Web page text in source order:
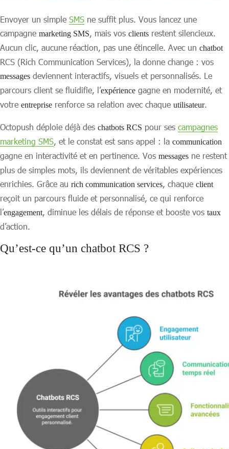
Envoyer un simple SMS ne suffit plus. Vous lancez une
campagne marketing SMS, mais vos clients restent silencieux.
Aucun clic, aucune réaction, pas une étincelle. Avec un chatbot
RCS (Rich Communication Services), la donne change : vos
messages deviennent interactifs, visuels et personnalisés. Le
parcours client se fluidifie, l’expérience gagne en modernité, et
votre entreprise renforce sa relation avec chaque utilisateur.
Octopush déploie déjà des chatbots RCS pour ses campagnes
marketing SMS, et le constat est sans appel : la communication
gagne en interactivité et en pertinence. Vos messages ne restent
plus de simples mots, ils deviennent de véritables expériences
enrichies. Grâce au rich communication services, chaque client
reçoit un parcours fluide et personnalisé, ce qui renforce
l’engagement, diminue les délais de réponse et booste vos taux
d’action.
Qu’est-ce qu’un chatbot RCS ?